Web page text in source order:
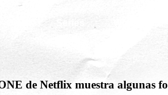
de Netflix muestra algunas